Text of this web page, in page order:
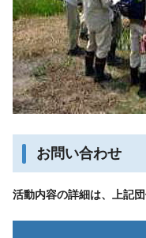
お問い合わせ
活動内容の詳細は、上記